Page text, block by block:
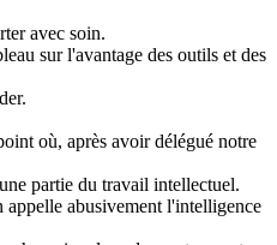
avec soin.
sur l'avantage des outils et des
où, après avoir délégué notre
partie du travail intellectuel.
abusivement l'intelligence